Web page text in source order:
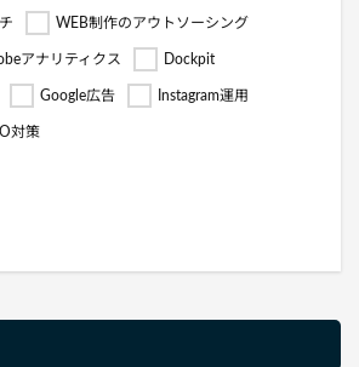
WEB制作のアウトソーシング
アナリティクス Dockpit
Google広告 Instagram運用
対策